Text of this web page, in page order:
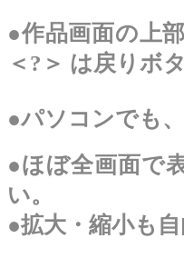
●作品画面の上
＜?＞ は戻りボ
●パソコンでも
●ほぼ全画面で
い。
●拡大・縮小も